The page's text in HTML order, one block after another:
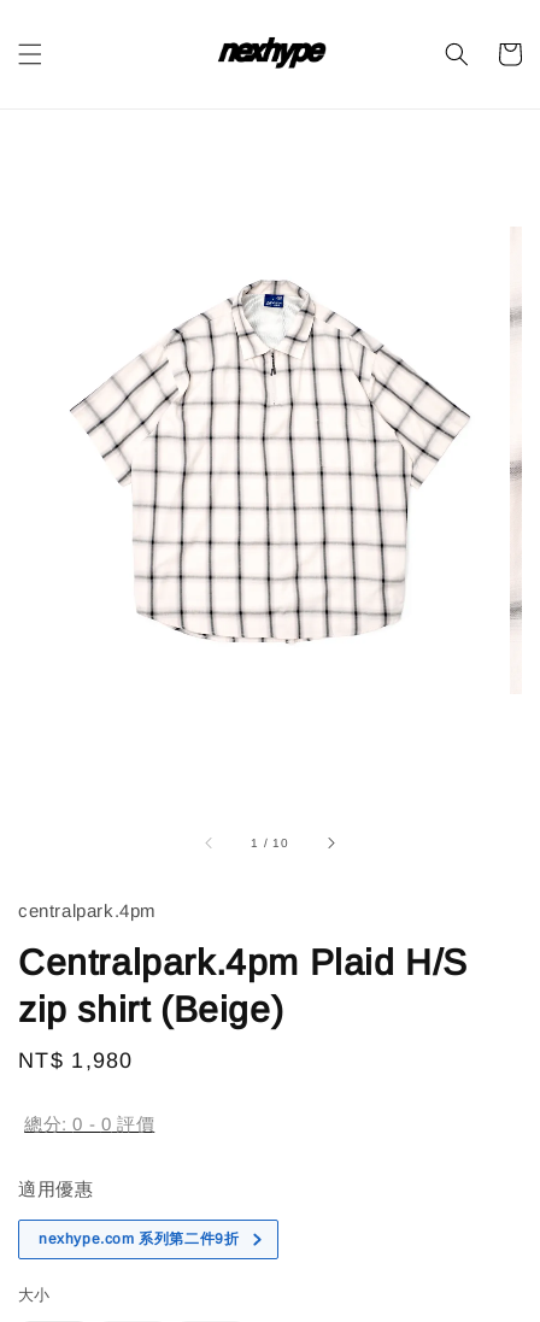
1 / 10
centralpark.4pm
Centralpark.4pm Plaid H/S
zip shirt (Beige)
Regular
NT$ 1,980
總分:0 - 0 評價
適用優惠
nexhype.com 系列第二件9折
大小